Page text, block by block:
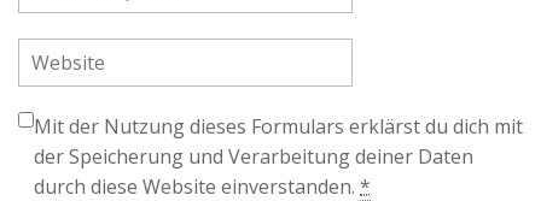
Mit der Nutzung dieses Formulars erklärst du dich mit
der Speicherung und Verarbeitung deiner Daten
durch diese Website einverstanden. *